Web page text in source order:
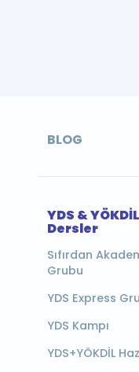
BLOG
YDS &
Dersler
Sıfırdan
Grubu
YDS Express
YDS Kampı
YDS+YÖKDİL